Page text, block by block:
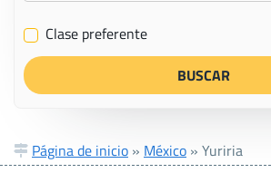
✔ Clase preferente
Página de inicio » México » Yuriria